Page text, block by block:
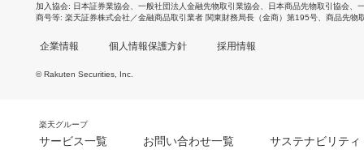
加入協会 日本証券業協会 一般社団法人金融先物取引業協会 日本商品先物取引協会
商号等 楽天証券株式会社／金融商品取引業者 関東財務局長（金商）第195号、商品先物
企業情報 個人情報保護方針 採用情報
© Rakuten Securities, Inc.
楽天グループ
サービス一覧 お問い合わせ一覧 サステナビリティ